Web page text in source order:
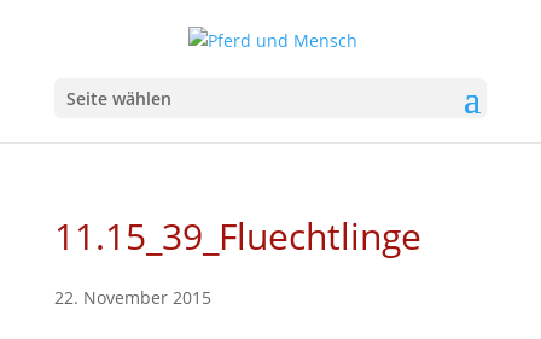
Seite wählen
11.15_39_Fluechtlinge
22. November 2015